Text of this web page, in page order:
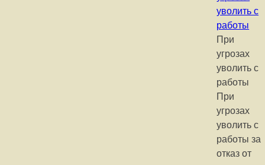
уволить с
работы
При
угрозах
уволить с
работы
При
угрозах
уволить с
работы за
отказ от